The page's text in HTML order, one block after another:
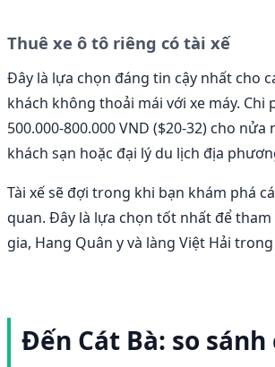
Thuê xe ô tô riêng có tài xế
Đây là lựa chọn đáng tin cậy nhất cho
khách không thoải mái với xe máy. Chi
500.000-800.000 VND ($20-32) cho nửa
khách sạn hoặc đại lý du lịch địa
Tài xế sẽ đợi trong khi bạn khám phá
quan. Đây là lựa chọn tốt nhất để
gia, Hang Quân y và làng Việt Hải
Đến Cát Bà: so sánh